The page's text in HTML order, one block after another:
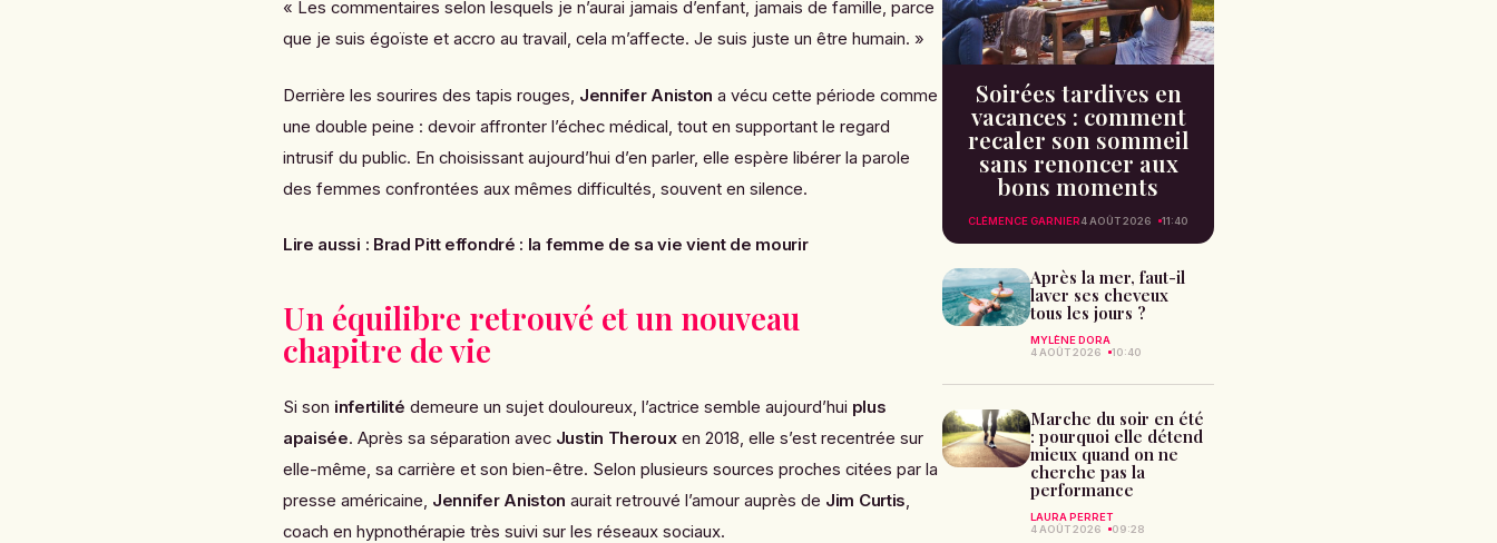
« Les commentaires selon lesquels je n’aurai jamais d’enfant, jamais de famille, parce
que je suis égoïste et accro au travail, cela m’affecte. Je suis juste un être humain. »
Derrière les sourires des tapis rouges, Jennifer Aniston a vécu cette période comme
une double peine : devoir affronter l’échec médical, tout en supportant le regard
intrusif du public. En choisissant aujourd’hui d’en parler, elle espère libérer la parole
des femmes confrontées aux mêmes difficultés, souvent en silence.
Lire aussi : Brad Pitt effondré : la femme de sa vie vient de mourir
Un équilibre retrouvé et un nouveau
chapitre de vie
Si son infertilité demeure un sujet douloureux, l’actrice semble aujourd’hui plus
apaisée. Après sa séparation avec Justin Therouxen 2018, elle s’est recentrée sur
elle-même, sa carrière et son bien-être. Selon plusieurs sources proches citées par la
presse américaine, Jennifer Aniston aurait retrouvé l’amour auprès de Jim Curtis,
coach en hypnothérapie très suivi sur les réseaux sociaux.
Soirées tardives en
vacances : comment
recaler son sommeil
sans renoncer aux
bons moments
CLÉMENCE GARNIER4 AOÛT 2026 11:40
Après la mer, faut-il
laver ses cheveux
tous les jours ?
MYLÈNE DORA
4 AOÛT 2026
10:40
Marche du soir en été
: pourquoi elle détend
mieux quand on ne
cherche pas la
performance
LAURA PERRET
4 AOÛT 2026
09:28